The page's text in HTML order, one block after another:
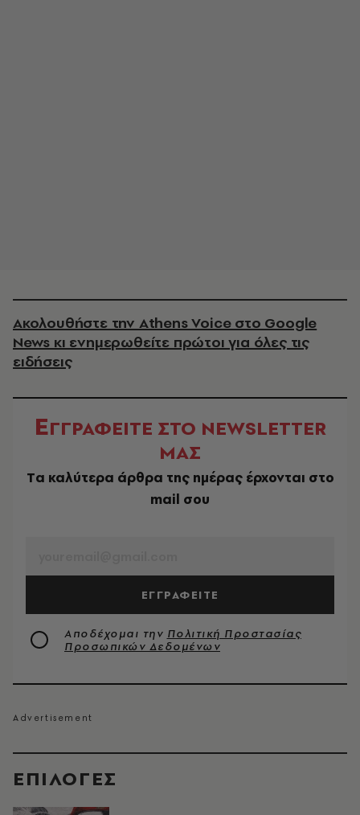
EΠΙΛΟΓΈΣ
Ακολουθήστε την Athens Voice στο Google
News κι ενημερωθείτε πρώτοι για όλες τις
ειδήσεις
ΕΓΓΡΑΦΕΙΤΕ ΣΤΟ NEWSLETTER
ΜΑΣ
Tα καλύτερα άρθρα της ημέρας έρχονται στο
mail σου
ΕΓΓΡΑΦΕΙΤΕ
Αποδέχομαι την Πολιτική Προστασίας
Προσωπικών Δεδομένων